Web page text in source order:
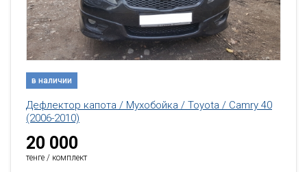
в наличии
Дефлектор капота / Мухобойка / Toyota / Camry 40
(2006-2010)
20 000
тенге / комплект